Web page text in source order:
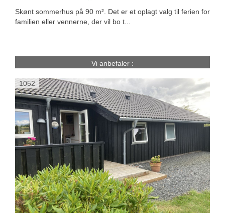
Skønt sommerhus på 90 m². Det er et oplagt valg til ferien for
familien eller vennerne, der vil bo t...
Vi anbefaler :
1052